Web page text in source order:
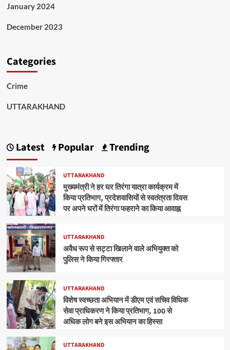
January 2024
December 2023
Categories
Crime
UTTARAKHAND
Latest Popular Trending
UTTARAKHAND
मुख्यमंत्री ने हर घर तिरंगा यात्रा कार्यक्रम में
किया प्रतिभाग, प्रदेशवासियों से स्वतंत्रता दिवस
पर अपने घरों में तिरंगा फहराने का किया आवाह्न
UTTARAKHAND
अवैध रूप से सट्टा खिलाने वाले अभियुक्त को
पुलिस ने किया गिरफ्तार
UTTARAKHAND
विशेष स्वच्छता अभियान में डीएम एवं सचिव विधिक
सेवा प्राधिकरण ने किया प्रतिभाग, 100 से
अधिक लोग बने इस अभियान का हिस्सा
UTTARAKHAND